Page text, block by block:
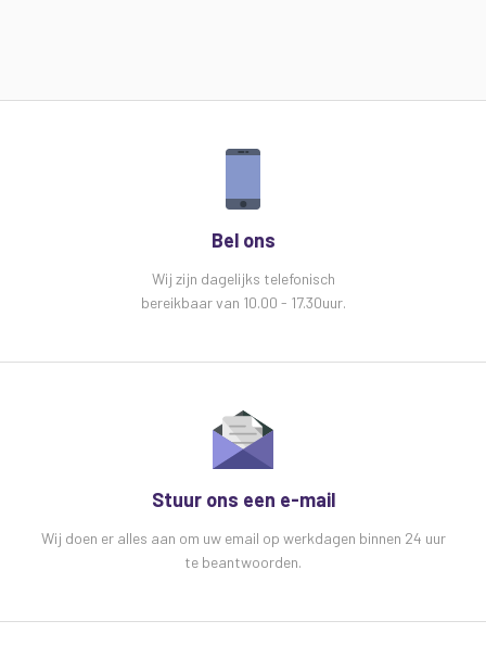
Bel ons
Wij zijn dagelijks telefonisch
bereikbaar van 10.00 - 17.30uur.
Stuur ons een e-mail
Wij doen er alles aan om uw email op werkdagen binnen 24 uur
te beantwoorden.